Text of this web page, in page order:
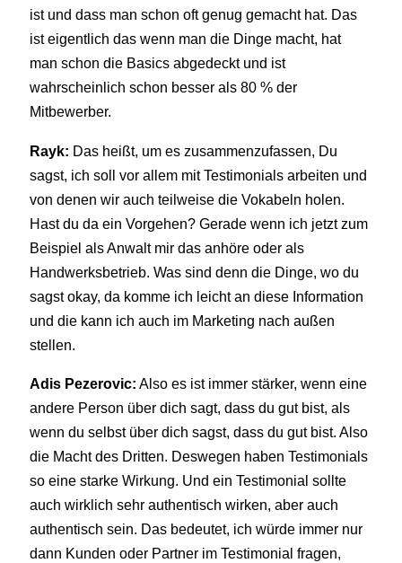
ist und dass man schon oft genug gemacht hat. Das
ist eigentlich das wenn man die Dinge macht, hat
man schon die Basics abgedeckt und ist
wahrscheinlich schon besser als 80 % der
Mitbewerber.
Rayk: Das heißt, um es zusammenzufassen, Du
sagst, ich soll vor allem mit Testimonials arbeiten und
von denen wir auch teilweise die Vokabeln holen.
Hast du da ein Vorgehen? Gerade wenn ich jetzt zum
Beispiel als Anwalt mir das anhöre oder als
Handwerksbetrieb. Was sind denn die Dinge, wo du
sagst okay, da komme ich leicht an diese Information
und die kann ich auch im Marketing nach außen
stellen.
Adis Pezerovic: Also es ist immer stärker, wenn eine
andere Person über dich sagt, dass du gut bist, als
wenn du selbst über dich sagst, dass du gut bist. Also
die Macht des Dritten. Deswegen haben Testimonials
so eine starke Wirkung. Und ein Testimonial sollte
auch wirklich sehr authentisch wirken, aber auch
authentisch sein. Das bedeutet, ich würde immer nur
dann Kunden oder Partner im Testimonial fragen,